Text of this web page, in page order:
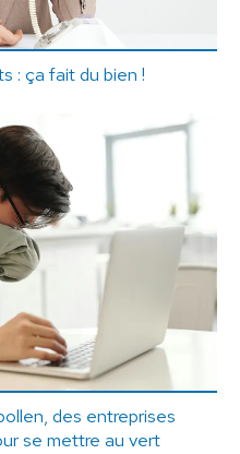
: ça fait du bien !
des entreprises
se mettre au vert